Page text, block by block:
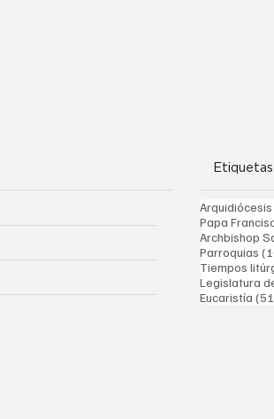
Papa
Archbishop
Parroquias
Tiempos
Legislatura
Eucaristía